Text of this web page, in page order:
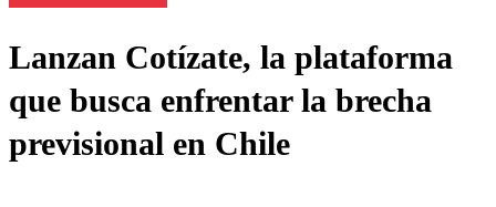
Lanzan Cotízate, la plataforma
que busca enfrentar la brecha
previsional en Chile